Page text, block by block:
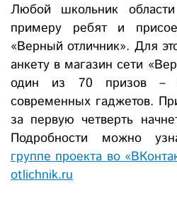
Любой школьник
примеру ребят и
«Верный отличник». Для
анкету в магазин сети
один из 70 призов –
современных гаджетов.
за первую четверть
Подробности можно
группе проекта во
otlichnik.ru